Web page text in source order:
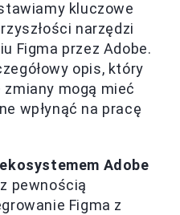
kluczowe
narzędzi
Figma przez Adobe.
opis, który
mogą mieć
wpłynąć na pracę
Adobe
pewnością
Figma z